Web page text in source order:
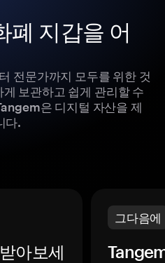
폐 지갑을 어
전문가까지 모두를 위한 것
보관하고 쉽게 관리할 수
은 디지털 자산을 제
다.
아보세
그다음에